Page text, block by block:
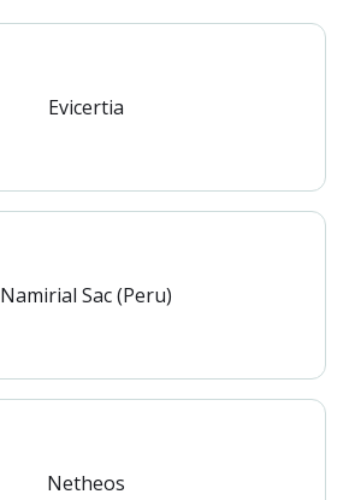
Evicertia
Namirial Sac (Peru)
Netheos